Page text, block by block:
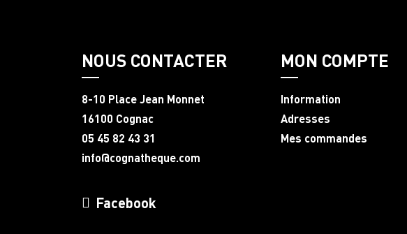
NOUS CONTACTER
8-10 Place Jean Monnet
16100 Cognac
05 45 82 43 31
info@cognatheque.com
MON COMPTE
Information
Adresses
Mes commandes
Facebook